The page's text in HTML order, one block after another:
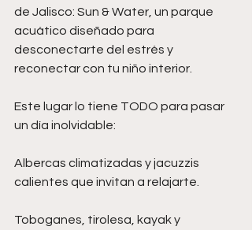
de Jalisco: Sun & Water, un parque
acuático diseñado para
desconectarte del estrés y
reconectar con tu niño interior.
Este lugar lo tiene TODO para pasar
un día inolvidable:
Albercas climatizadas y jacuzzis
calientes que invitan a relajarte.
Toboganes, tirolesa, kayak y